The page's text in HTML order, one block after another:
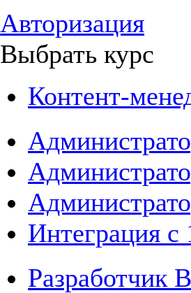
Авторизация
Выбрать курс
Контент-
Интеграция с
Разработчик